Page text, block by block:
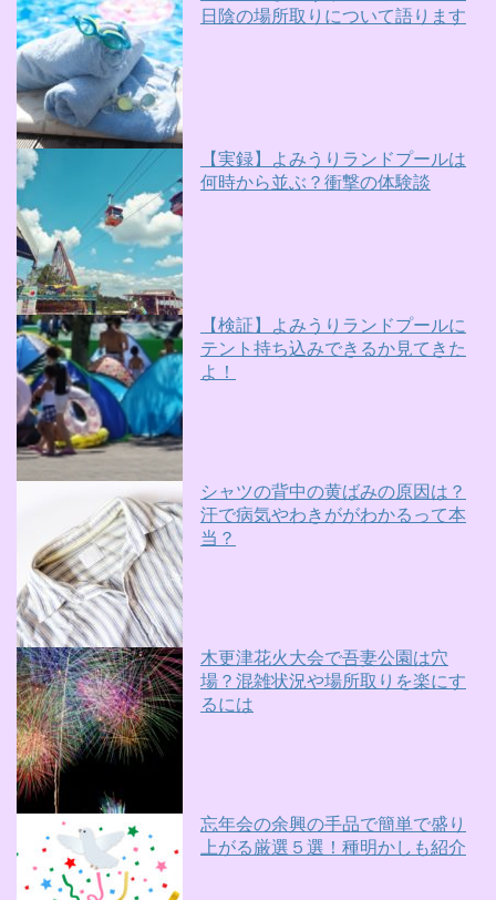
日陰の場所取りについて語ります
【実録】よみうりランドプールは
何時から並ぶ？衝撃の体験談
【検証】よみうりランドプールに
テント持ち込みできるか見てきた
よ！
シャツの背中の黄ばみの原因は？
汗で病気やわきががわかるって本
当？
木更津花火大会で吾妻公園は穴
場？混雑状況や場所取りを楽にす
るには
忘年会の余興の手品で簡単で盛り
上がる厳選５選！種明かしも紹介